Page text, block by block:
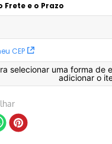
Frete e o Prazo
CEP
selecionar uma forma de
adicionar o